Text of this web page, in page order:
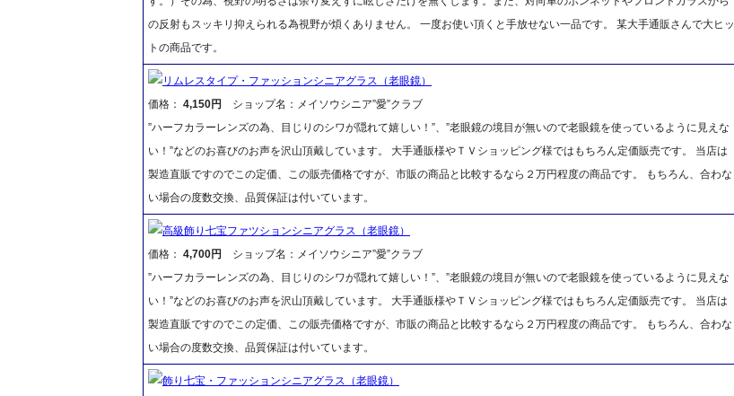
の反射もスッキリ抑えられる為視野が煩くありません。 一度お使い頂くと手放せない一品です。 某大手通販さんで大ヒッ
トの商品です。
リムレスタイプ・ファッションシニアグラス（老眼鏡）
価格： 4,150円
ショップ名：メイソウシニア”愛”クラブ
”ハーフカラーレンズの為、目じりのシワが隠れて嬉しい！”、”老眼鏡の境目が無いので老眼鏡を使っているように見えな
い！”などのお喜びのお声を沢山頂戴しています。 大手通販様やＴＶショッピング様ではもちろん定価販売です。 当店は
製造直販ですのでこの定価、この販売価格ですが、市販の商品と比較するなら２万円程度の商品です。 もちろん、合わな
い場合の度数交換、品質保証は付いています。
高級飾り七宝ファツションシニアグラス（老眼鏡）
価格： 4,700円
ショップ名：メイソウシニア”愛”クラブ
”ハーフカラーレンズの為、目じりのシワが隠れて嬉しい！”、”老眼鏡の境目が無いので老眼鏡を使っているように見えな
い！”などのお喜びのお声を沢山頂戴しています。 大手通販様やＴＶショッピング様ではもちろん定価販売です。 当店は
製造直販ですのでこの定価、この販売価格ですが、市販の商品と比較するなら２万円程度の商品です。 もちろん、合わな
い場合の度数交換、品質保証は付いています。
飾り七宝・ファッションシニアグラス（老眼鏡）